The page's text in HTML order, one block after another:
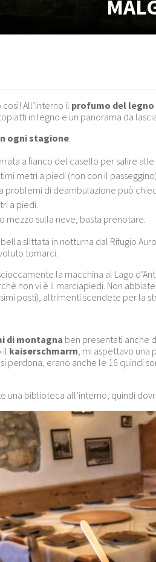
All’interno il profumo del legno
in legno e un panorama da
ogni stagione:
a fianco del casello per salire alle
metri a piedi (non con il
problemi di deambulazione può
a piedi.
mezzo sulla neve, basta prenotare.
slittata in notturna dal Rifugio
tornarci.
la macchina al Lago
non vi è il marciapiedi. Non
posti), altrimenti scendete per la
di montagna ben presentati anche
il kaiserschmarrn , mi aspettavo
perdona, erano anche le 16 quindi
una biblioteca all’interno, quindi